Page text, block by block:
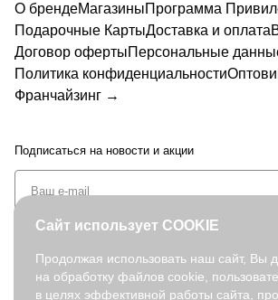
О брендеМагазиныПрограмма
Подарочные КартыДоставка и оплата
Договор офертыПерсональные
Политика конфиденциальности
Франчайзинг →
Подписаться на новости и акции
+7 (495) 127-08-52
Сайт использует COOKIE
Продолжая использовать наш сайт, Вы
на обработку файлов cookie,
в целях эффективной работы сайта,